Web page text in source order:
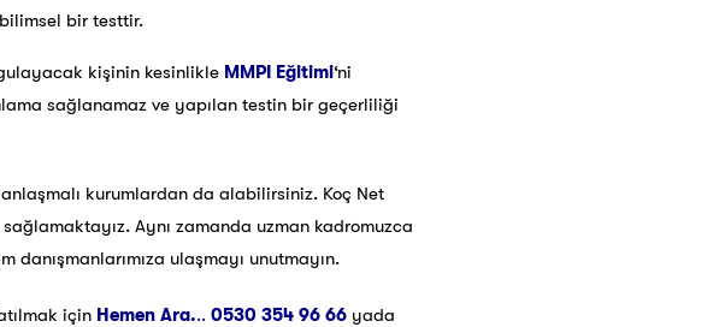
bir testtir.
kişinin kesinlikle MMPI Eğitimi‘ni
sağlanamaz ve yapılan testin bir geçerliliği
kurumlardan da alabilirsiniz. Koç Net
Aynı zamanda uzman kadromuzca
ulaşmayı unutmayın.
için Hemen Ara... 0530 354 96 66 yada